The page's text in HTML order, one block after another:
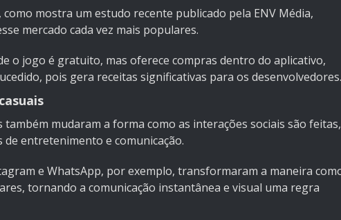
como mostra um estudo recente publicado pela ENV Média,
mercado cada vez mais populares.
o jogo é gratuito, mas oferece compras dentro do aplicativo,
pois gera receitas significativas para os desenvolvedores.
também mudaram a forma como as interações sociais são feitas,
entretenimento e comunicação.
e WhatsApp, por exemplo, transformaram a maneira
tornando a comunicação instantânea e visual uma regra